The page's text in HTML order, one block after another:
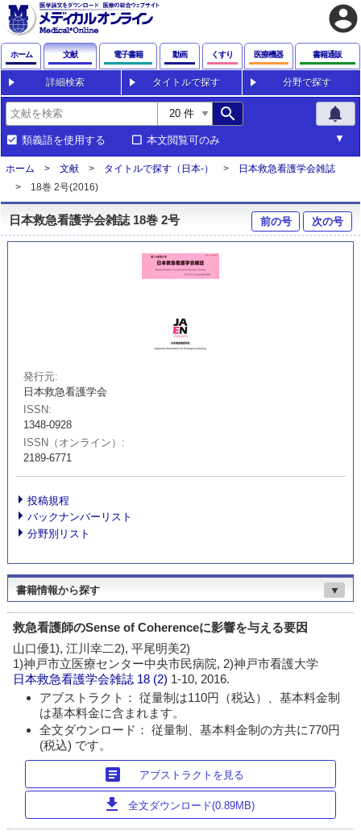
account_circle
ホーム 文献 電子書籍 動画 くすり 医療機器 書籍通販
詳細検索 タイトルで探す 分野で探す
search notifications
類義語を使用する 本文閲覧可のみ
ホーム 文献 タイトルで探す（日本-）
日本救急看護学会雑誌
18巻 2号(2016)
日本救急看護学会雑誌 18巻 2号 前の号 次の号
発行元
日本救急看護学会
ISSN
1348-0928
ISSN（オンライン）
2189-6771
投稿規程
バックナンバーリスト
分野別リスト
書籍情報から探す ▼
救急看護師のSense of Coherenceに影響を与える要因
山口優1), 江川幸二2), 平尾明美2)
1)神戸市立医療センター中央市民病院, 2)神戸市看護大学
日本救急看護学会雑誌 18 (2) 1-10, 2016.
アブストラクト： 従量制は110円（税込）、基本料金制
は基本料金に含まれます。
全文ダウンロード： 従量制、基本料金制の方共に770円
(税込) です。
article アブストラクトを見る
download 全文ダウンロード(0.89MB)